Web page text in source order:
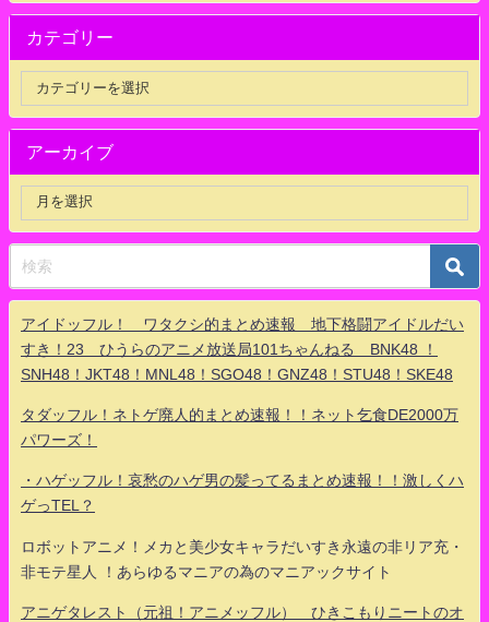
カテゴリー
アーカイブ
アイドッフル！ ワタクシ的まとめ速報 地下格闘アイドルだい
すき！23 ひうらのアニメ放送局101ちゃんねる BNK48 ！
SNH48！JKT48！MNL48！SGO48！GNZ48！STU48！SKE48
タダッフル！ネトゲ廃人的まとめ速報！！ネット乞食DE2000万
パワーズ！
・ハゲッフル！哀愁のハゲ男の髪ってるまとめ速報！！激しくハ
ゲっTEL？
ロボットアニメ！メカと美少女キャラだいすき永遠の非リア充・
非モテ星人 ！あらゆるマニアの為のマニアックサイト
アニゲタレスト（元祖！アニメッフル） ひきこもりニートのオ